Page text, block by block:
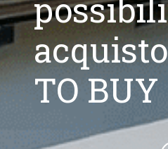
TO BUY